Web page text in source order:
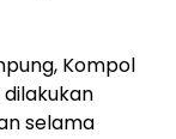
Kompol
selama